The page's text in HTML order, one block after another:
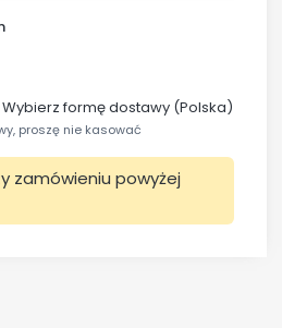
formę dostawy (Polska)
proszę nie kasować
zamówieniu powyżej